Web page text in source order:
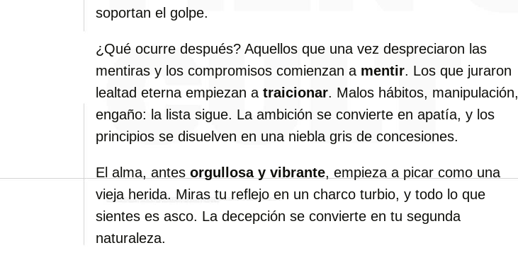
soportan el golpe.
¿Qué ocurre después? Aquellos que una vez despreciaron las
mentiras y los compromisos comienzan a mentir. Los que juraron
lealtad eterna empiezan a traicionar. Malos hábitos, manipulación,
engaño: la lista sigue. La ambición se convierte en apatía, y los
principios se disuelven en una niebla gris de concesiones.
El alma, antes orgullosa y vibrante, empieza a picar como una
vieja herida. Miras tu reflejo en un charco turbio, y todo lo que
sientes es asco. La decepción se convierte en tu segunda
naturaleza.